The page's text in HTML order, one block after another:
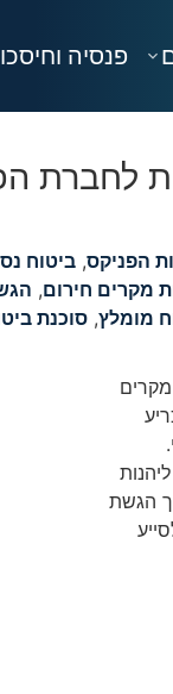
פנסיה
לחברת
הפניקס, ביטוח
מקרים חירום,
מומלץ, סוכנת
הגשת